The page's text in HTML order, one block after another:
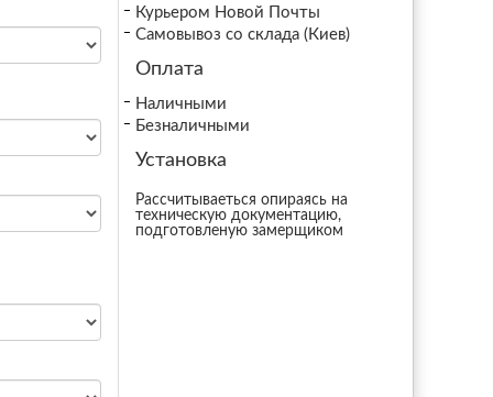
Курьером Новой Почты
Самовывоз со склада (Киев)
Оплата
Наличными
Безналичными
Установка
Рассчитываеться опираясь на
техническую документацию,
подготовленую замерщиком